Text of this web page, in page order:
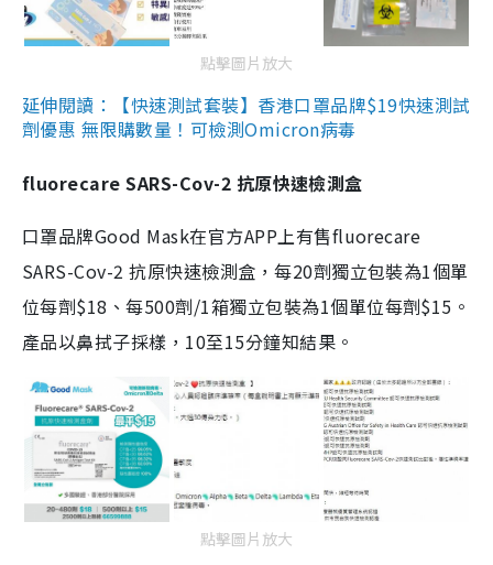
點擊圖片放大
延伸閱讀：【快速測試套裝】香港口罩品牌$19快速測試
劑優惠 無限購數量！可檢測Omicron病毒
fluorecare SARS-Cov-2 抗原快速檢測盒
口罩品牌Good Mask在官方APP上有售fluorecare
SARS-Cov-2 抗原快速檢測盒，每20劑獨立包裝為1個單
位每劑$18、每500劑/1箱獨立包裝為1個單位每劑$15。
產品以鼻拭子採樣，10至15分鐘知結果。
點擊圖片放大